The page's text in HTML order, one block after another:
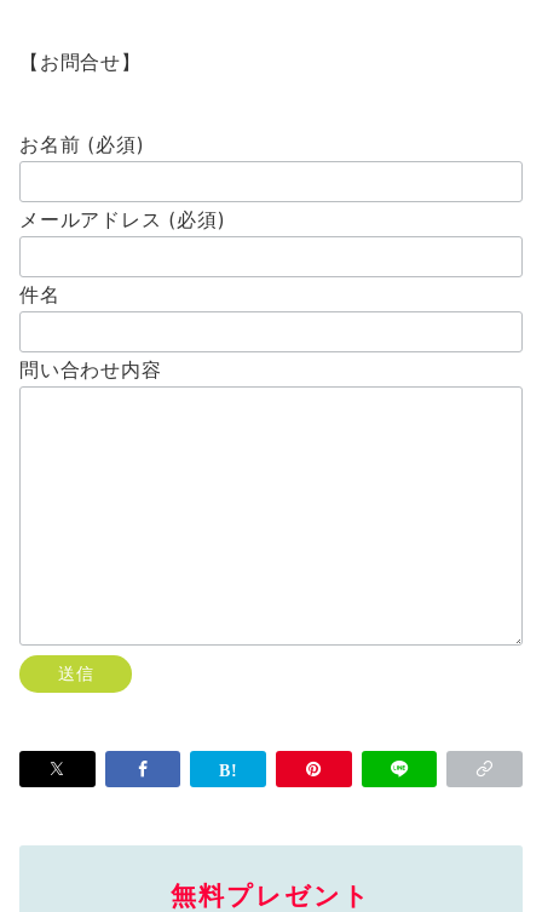
【お問合せ】
お名前 (必須)
メールアドレス (必須)
件名
問い合わせ内容
無料プレゼント